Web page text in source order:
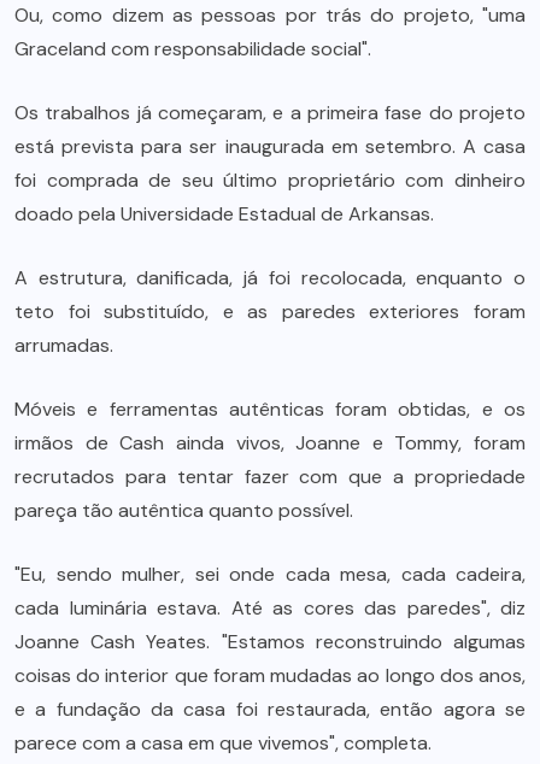
Ou, como dizem as pessoas por trás do projeto, "uma
Graceland com responsabilidade social".
Os trabalhos já começaram, e a primeira fase do projeto
está prevista para ser inaugurada em setembro. A casa
foi comprada de seu último proprietário com dinheiro
doado pela Universidade Estadual de Arkansas.
A estrutura, danificada, já foi recolocada, enquanto o
teto foi substituído, e as paredes exteriores foram
arrumadas.
Móveis e ferramentas autênticas foram obtidas, e os
irmãos de Cash ainda vivos, Joanne e Tommy, foram
recrutados para tentar fazer com que a propriedade
pareça tão autêntica quanto possível.
"Eu, sendo mulher, sei onde cada mesa, cada cadeira,
cada luminária estava. Até as cores das paredes", diz
Joanne Cash Yeates. "Estamos reconstruindo algumas
coisas do interior que foram mudadas ao longo dos anos,
e a fundação da casa foi restaurada, então agora se
parece com a casa em que vivemos", completa.